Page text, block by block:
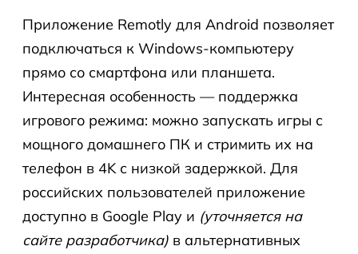
Приложение Remotly для Android позволяет
подключаться к Windows-компьютеру
прямо со смартфона или планшета.
Интересная особенность — поддержка
игрового режима: можно запускать игры с
мощного домашнего ПК и стримить их на
телефон в 4K с низкой задержкой. Для
российских пользователей приложение
доступно в Google Play и (уточняется на
сайте разработчика) в альтернативных